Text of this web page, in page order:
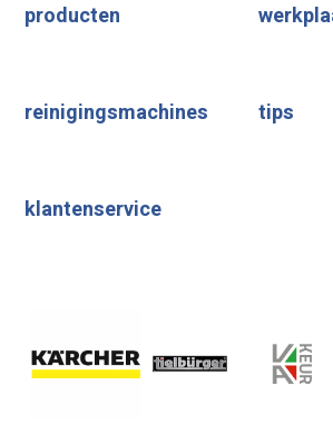
producten
reinigingsmachines tips
klantenservice